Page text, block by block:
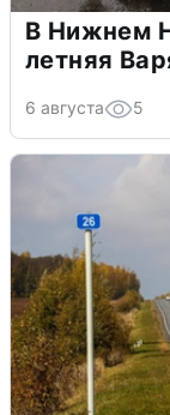
В Нижнем
летняя
6 августа 5